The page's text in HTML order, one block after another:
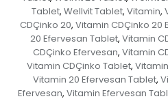
Tablet, Wellvit Tablet, Vitamin,
CDÇinko 20, Vitamin CDÇinko 20
20 Efervesan Tablet, Vitamin
CDÇinko Efervesan, Vitamin
Vitamin CDÇinko Tablet,
Vitamin 20 Efervesan Tablet,
Efervesan, Vitamin Efervesan